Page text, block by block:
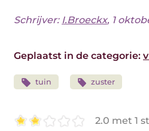
Schrijver: I.Broeckx, 1
Geplaatst in de categorie:
tuin zuster
2.0 met 1